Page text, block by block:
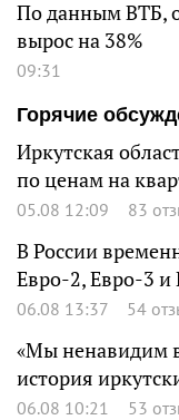
По данным ВТБ,
вырос на 38%
09:31
Горячие
Иркутская
по ценам на
05.08 12:09 83
В России
Евро-2, Евро-3 и
06.08 13:37 54
«Мы ненавидим
история
06.08 10:21 53